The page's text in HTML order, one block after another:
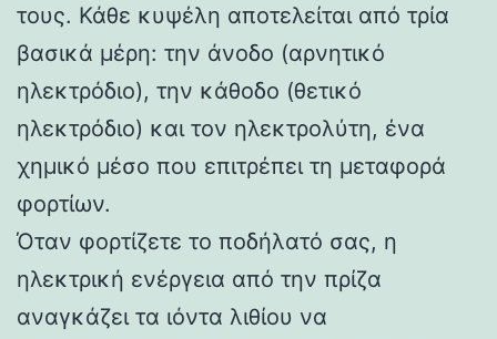
τους. Κάθε κυψέλη αποτελείται από τρία
βασικά μέρη: την άνοδο (αρνητικό
ηλεκτρόδιο), την κάθοδο (θετικό
ηλεκτρόδιο) και τον ηλεκτρολύτη, ένα
χημικό μέσο που επιτρέπει τη μεταφορά
φορτίων.
Όταν φορτίζετε το ποδήλατό σας, η
ηλεκτρική ενέργεια από την πρίζα
αναγκάζει τα ιόντα λιθίου να